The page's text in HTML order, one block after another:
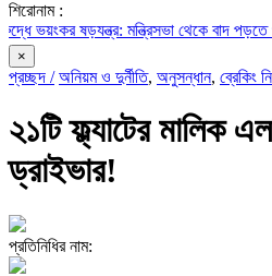
শিরোনাম :
ষড়যন্ত্র: মন্ত্রিসভা থেকে বাদ পড়তে পারেন
×
প্রচ্ছদ / অনিয়ম ও দুর্নীতি, অনুসন্ধান, ব্রেকিং
২১টি ফ্ল্যাটের মালিক
ড্রাইভার!
প্রতিনিধির নাম: